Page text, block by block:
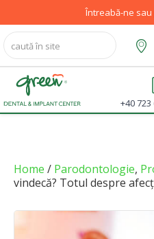
+40 723
Home / Parodontologie,
vindecă? Totul despre
Întreabă-ne